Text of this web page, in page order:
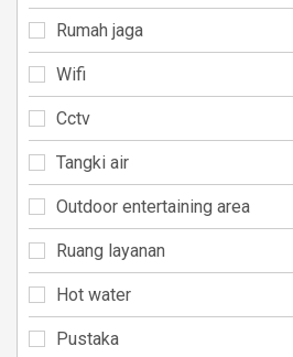
Rumah jaga
Wifi
Cctv
Tangki air
Outdoor entertaining area
Ruang layanan
Hot water
Pustaka